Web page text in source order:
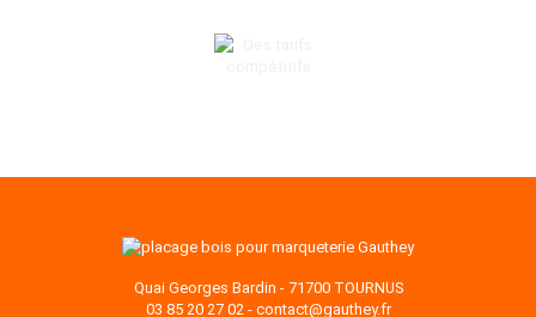
Quai Georges Bardin - 71700 TOURNUS
03 85 20 27 02- contact@gauthey.fr